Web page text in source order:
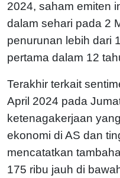
2024, saham emiten
dalam sehari pada 2
penurunan lebih dari
pertama dalam 12
Terakhir terkait
April 2024 pada
ketenagakerjaan
ekonomi di AS dan
mencatatkan
175 ribu jauh di